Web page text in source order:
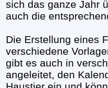
sich das ganze Jahr
auch die
Die Erstellung eines
verschiedene
gibt es auch in
angeleitet, den